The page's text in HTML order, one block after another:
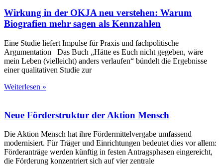
Wirkung in der OKJA neu verstehen: Warum
Biografien mehr sagen als Kennzahlen
Eine Studie liefert Impulse für Praxis und fachpolitische
Argumentation Das Buch „Hätte es Euch nicht gegeben, wäre
mein Leben (vielleicht) anders verlaufen“ bündelt die Ergebnisse
einer qualitativen Studie zur
Weiterlesen »
Neue Förderstruktur der Aktion Mensch
Die Aktion Mensch hat ihre Fördermittelvergabe umfassend
modernisiert. Für Träger und Einrichtungen bedeutet dies vor allem:
Förderanträge werden künftig in festen Antragsphasen eingereicht,
die Förderung konzentriert sich auf vier zentrale